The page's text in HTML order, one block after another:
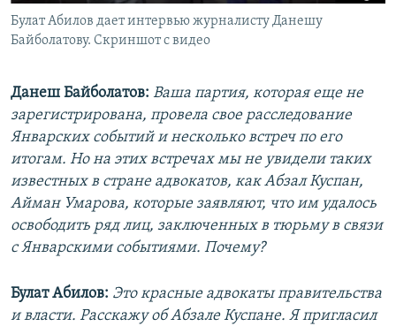
Булат Абилов дает интервью журналисту Данешу
Байболатову. Скриншот с видео
Данеш Байболатов: Ваша партия, которая еще не
зарегистрирована, провела свое расследование
Январских событий и несколько встреч по его
итогам. Но на этих встречах мы не увидели таких
известных в стране адвокатов, как Абзал Куспан,
Айман Умарова, которые заявляют, что им удалось
освободить ряд лиц, заключенных в тюрьму в связи
с Январскими событиями. Почему?
Булат Абилов: Это красные адвокаты правительства
и власти. Расскажу об Абзале Куспане. Я пригласил